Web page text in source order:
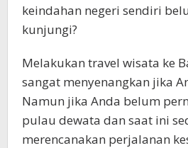
keindahan negeri sendiri
kunjungi?
Melakukan travel wisata ke
sangat menyenangkan jika
Namun jika Anda belum
pulau dewata dan saat ini
merencanakan perjalanan